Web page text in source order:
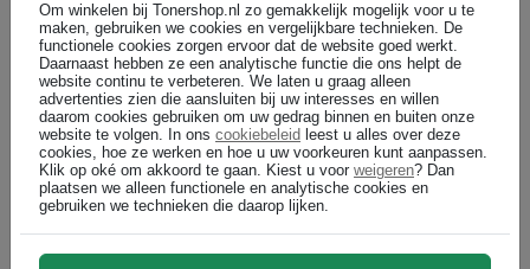
Durable 220902 Duraclip klemmap / A4 / wit
DIRECT LEVERBAAR
In winkelwagen
Durable 220903 Duraclip klemmap / A4 / rood / tot 60 pagina’s
Om winkelen bij Tonershop.nl zo gemakkelijk mogelijk voor u te
maken, gebruiken we cookies en vergelijkbare technieken. De
functionele cookies zorgen ervoor dat de website goed werkt.
Daarnaast hebben ze een analytische functie die ons helpt de
website continu te verbeteren. We laten u graag alleen
advertenties zien die aansluiten bij uw interesses en willen
daarom cookies gebruiken om uw gedrag binnen en buiten onze
website te volgen. In ons cookiebeleid leest u alles over deze
cookies, hoe ze werken en hoe u uw voorkeuren kunt aanpassen.
Klik op oké om akkoord te gaan. Kiest u voor weigeren? Dan
plaatsen we alleen functionele en analytische cookies en
gebruiken we technieken die daarop lijken.